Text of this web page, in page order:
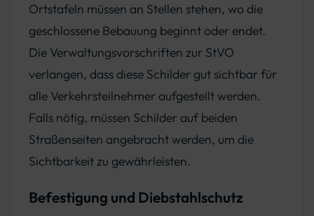
Ortstafeln müssen an Stellen stehen, wo die
geschlossene Bebauung beginnt oder endet.
Die Verwaltungsvorschriften zur StVO
verlangen, dass diese Schilder gut sichtbar für
alle Verkehrsteilnehmer aufgestellt werden.
Falls nötig, müssen Schilder auf beiden
Straßenseiten angebracht werden, um die
Sichtbarkeit zu gewährleisten.
Befestigung und Diebstahlschutz